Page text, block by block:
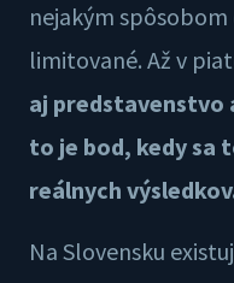
nejakým
limitované. Až v
aj predstavenstvo
to je bod, kedy sa
reálnych
Na Slovensku